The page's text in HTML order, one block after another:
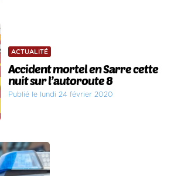
ACTUALITÉ
Accident mortel en Sarre cette
nuit sur l’autoroute 8
Publié le lundi 24 février 2020